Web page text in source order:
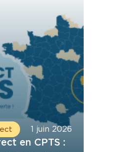
1 juin 2026
en CPTS :